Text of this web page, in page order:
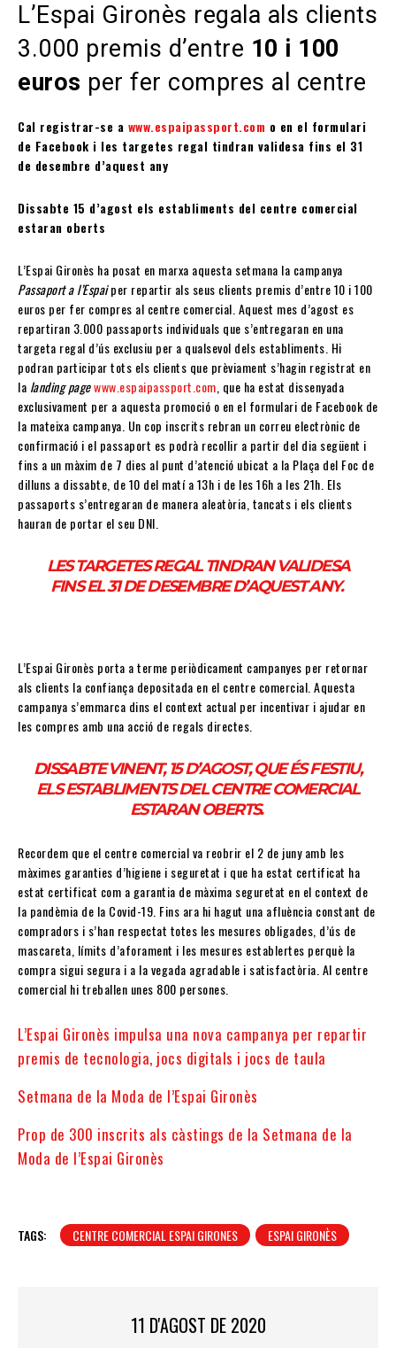
L’Espai Gironès regala als clients
3.000 premis d’entre 10 i 100
euros per fer compres al centre
Cal registrar-se a www.espaipassport.com o en el formulari
de Facebook i les targetes regal tindran validesa fins el 31
de desembre d’aquest any
Dissabte 15 d’agost els establiments del centre comercial
estaran oberts
L’Espai Gironès ha posat en marxa aquesta setmana la campanya
Passaport a l’Espaiper repartir als seus clients premis d’entre 10 i 100
euros per fer compres al centre comercial. Aquest mes d’agost es
repartiran 3.000 passaports individuals que s’entregaran en una
targeta regal d’ús exclusiu per a qualsevol dels establiments. Hi
podran participar tots els clients que prèviament s’hagin registrat en
la landing pagewww.espaipassport.com, que ha estat dissenyada
exclusivament per a aquesta promoció o en el formulari de Facebook de
la mateixa campanya. Un cop inscrits rebran un correu electrònic de
confirmació i el passaport es podrà recollir a partir del dia següent i
fins a un màxim de 7 dies al punt d’atenció ubicat a la Plaça del Foc de
dilluns a dissabte, de 10 del matí a 13h i de les 16h a les 21h. Els
passaports s’entregaran de manera aleatòria, tancats i els clients
hauran de portar el seu DNI.
LES TARGETES REGAL TINDRAN VALIDESA
FINS EL 31 DE DESEMBRE D’AQUEST ANY.
L’Espai Gironès porta a terme periòdicament campanyes per retornar
als clients la confiança depositada en el centre comercial. Aquesta
campanya s’emmarca dins el context actual per incentivar i ajudar en
les compres amb una acció de regals directes.
DISSABTE VINENT, 15 D’AGOST, QUE ÉS FESTIU,
ELS ESTABLIMENTS DEL CENTRE COMERCIAL
ESTARAN OBERTS.
Recordem que el centre comercial va reobrir el 2 de juny amb les
màximes garanties d’higiene i seguretat i que ha estat certificat ha
estat certificat com a garantia de màxima seguretat en el context de
la pandèmia de la Covid-19. Fins ara hi hagut una afluència constant de
compradors i s’han respectat totes les mesures obligades, d’ús de
mascareta, límits d’aforament i les mesures establertes perquè la
compra sigui segura i a la vegada agradable i satisfactòria. Al centre
comercial hi treballen unes 800 persones.
L’Espai Gironès impulsa una nova campanya per repartir
premis de tecnologia, jocs digitals i jocs de taula
Setmana de la Moda de l’Espai Gironès
Prop de 300 inscrits als càstings de la Setmana de la
Moda de l’Espai Gironès
TAGS: CENTRE COMERCIAL ESPAI GIRONES ESPAI GIRONÈS
11 D'AGOST DE 2020